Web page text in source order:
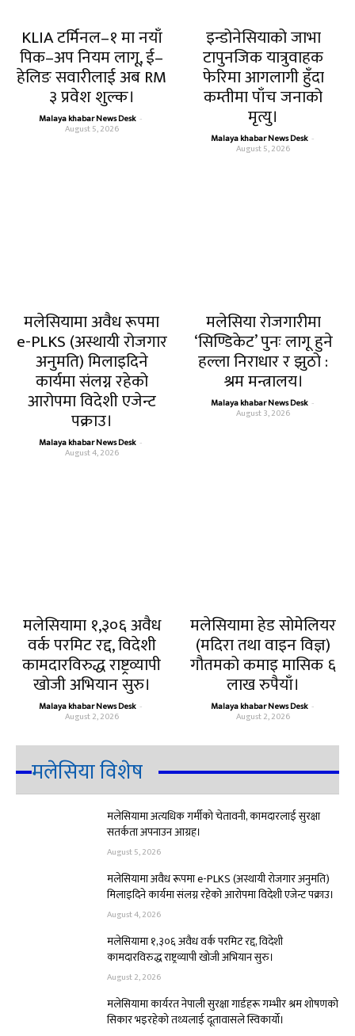
KLIA टर्मिनल–१ मा नयाँ
पिक–अप नियम लागू, ई–
हेलिङ सवारीलाई अब RM
३ प्रवेश शुल्क।
Malaya khabar News Desk -
August 5, 2026
इन्डोनेसियाको जाभा
टापुनजिक यात्रुवाहक
फेरिमा आगलागी हुँदा
कम्तीमा पाँच जनाको
मृत्यु।
Malaya khabar News Desk -
August 5, 2026
मलेसियामा अवैध रूपमा
e-PLKS (अस्थायी रोजगार
अनुमति) मिलाइदिने
कार्यमा संलग्न रहेको
आरोपमा विदेशी एजेन्ट
पक्राउ।
Malaya khabar News Desk -
August 4, 2026
मलेसिया रोजगारीमा
‘सिण्डिकेट’ पुनः लागू हुने
हल्ला निराधार र झुठो :
श्रम मन्त्रालय।
Malaya khabar News Desk -
August 3, 2026
मलेसियामा १,३०६ अवैध
वर्क परमिट रद्द, विदेशी
कामदारविरुद्ध राष्ट्रव्यापी
खोजी अभियान सुरु।
Malaya khabar News Desk -
August 2, 2026
मलेसियामा हेड सोमेलियर
(मदिरा तथा वाइन विज्ञ)
गौतमको कमाइ मासिक ६
लाख रुपैयाँ।
Malaya khabar News Desk -
August 2, 2026
मलेसिया विशेष
मलेसियामा अत्यधिक गर्मीको चेतावनी, कामदारलाई सुरक्षा
सतर्कता अपनाउन आग्रह।
August 5, 2026
मलेसियामा अवैध रूपमा e-PLKS (अस्थायी रोजगार अनुमति)
मिलाइदिने कार्यमा संलग्न रहेको आरोपमा विदेशी एजेन्ट पक्राउ।
August 4, 2026
मलेसियामा १,३०६ अवैध वर्क परमिट रद्द, विदेशी
कामदारविरुद्ध राष्ट्रव्यापी खोजी अभियान सुरु।
August 2, 2026
मलेसियामा कार्यरत नेपाली सुरक्षा गार्डहरू गम्भीर श्रम शोषणको
सिकार भइरहेको तथ्यलाई दूतावासले स्विकार्यो।